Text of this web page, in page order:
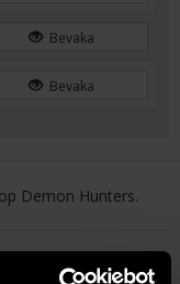
Bevaka
Bevaka
Demon Hunters.